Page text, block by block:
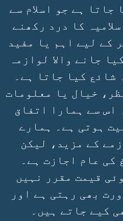
جاتا ہے جو اسلام سے
کا درد رکھنے
کے لیے اہم یا مفید
جانے والا لوازمہ
شائع کیا جاتا ہے۔
خیال یا معلومات
اس سے ہمارا اتفاق
ہوتی ہے۔ ہمارے
کے مزید، لیکن
کی عام اجازت ہے۔
قیمت مقرر نہیں
بھی رہتی ہے اور
کیے جاتے ہیں۔